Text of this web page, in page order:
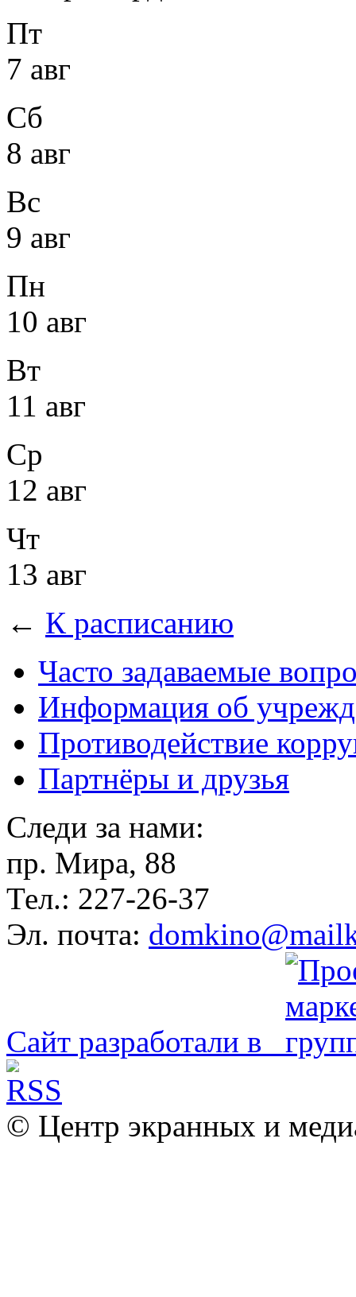
Пт
7 авг
Сб
8 авг
Вс
9 авг
Пн
10 авг
Вт
11 авг
Ср
12 авг
Чт
13 авг
← К расписанию
Часто задаваемые
Информация об
Противодействие
Партнёры и друзья
Следи за нами:
пр. Мира, 88
Тел.: 227-26-37
Эл. почта:
Сайт разработали в
© Центр экранных и